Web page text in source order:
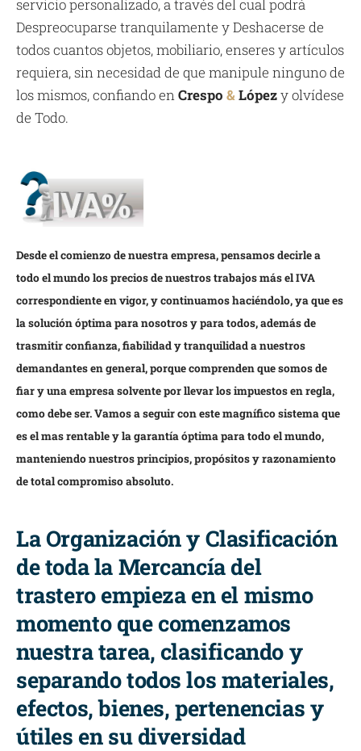
servicio personalizado, a través del cual podrá
Despreocuparse tranquilamente y Deshacerse de
todos cuantos objetos, mobiliario, enseres y artículos
requiera, sin necesidad de que manipule ninguno de
los mismos, confiando en Crespo & Lópezy olvídese
de Todo.
Desde el comienzo de nuestra empresa, pensamos decirle a
todo el mundo los precios de nuestros trabajos más el IVA
correspondiente en vigor, y continuamos haciéndolo, ya que es
la solución óptima para nosotros y para todos, además de
trasmitir confianza, fiabilidad y tranquilidad a nuestros
demandantes en general, porque comprenden que somos de
fiar y una empresa solvente por llevar los impuestos en regla,
como debe ser. Vamos a seguir con este magnífico sistema que
es el mas rentable y la garantía óptima para todo el mundo,
manteniendo nuestros principios, propósitos y razonamiento
de total compromiso absoluto.
La Organización y Clasificación
de toda la Mercancía del
trastero empieza en el mismo
momento que comenzamos
nuestra tarea, clasificando y
separando todos los materiales,
efectos, bienes, pertenencias y
útiles en su diversidad